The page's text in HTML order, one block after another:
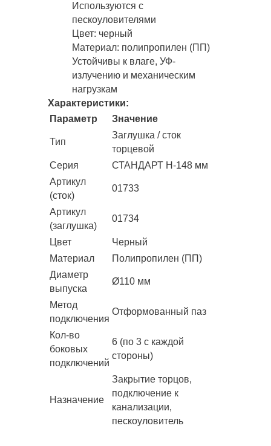
Используются с
пескоуловителями
Цвет: черный
Материал: полипропилен (ПП)
Устойчивы к влаге, УФ-
излучению и механическим
нагрузкам
Характеристики:
Параметр
Значение
Тип
Заглушка / сток
торцевой
Серия
СТАНДАРТ Н-148 мм
Артикул
(сток)
01733
Артикул
(заглушка)
01734
Цвет
Черный
Материал
Полипропилен (ПП)
Диаметр
выпуска
Ø110 мм
Метод
подключения
Отформованный паз
Кол-во
боковых
подключений
6 (по 3 с каждой
стороны)
Назначение
Закрытие торцов,
подключение к
канализации,
пескоуловитель